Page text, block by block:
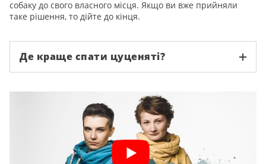
собаку до свого власного місця. Якщо ви вже прийняли
таке рішення, то дійте до кінця.
Де краще спати цуценяті?